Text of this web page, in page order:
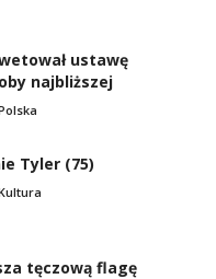
ustawę
najbliższej
Tyler (75)
tęczową flagę